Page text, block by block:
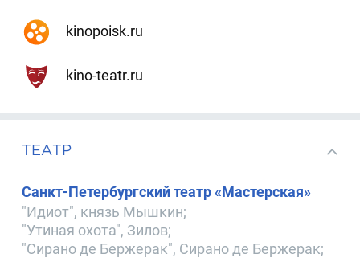
kinopoisk.ru
kino-teatr.ru
ТЕАТР
Санкт-Петербургский театр «Мастерская»
"Идиот", князь Мышкин;
"Утиная охота", Зилов;
"Сирано де Бержерак", Сирано де Бержерак;